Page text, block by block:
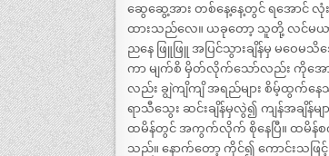
ဆွေဆွေ့အား တစ်နေ့နေ့တွင် ရအောင် လုံ
ထားသည်လေ။ ယခုတော့ သူတို့ လင်မယာ
ညနေ ဖြူဖြူ အပြင်သွားချိန်မှ မဝေ
ကာ မျက်စိ မှိတ်လိုက်သော်လည်း ကိုအေ
လည်း ချွဲကျိကျိ အရည်များ စိမ့်ထွက်နေ
ရာသီသွေး ဆင်းချိန်မှလွဲ၍ ကျန်အချိ
ထမိန်တွင် အကွက်လိုက် စိုနေပြီ။ ထမိန်စ
သည်။ နောက်တော့ ကိုင်၍ ကောင်းသဖ